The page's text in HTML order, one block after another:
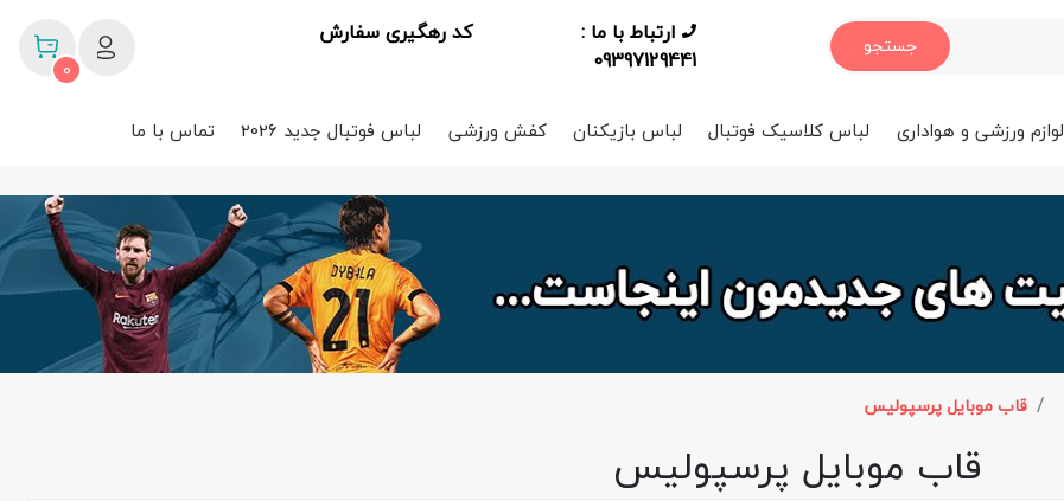
جستجو
ارتباط با ما :
09397129441
کد رهگیری سفارش
0
لوازم ورزشی و هواداری لباس کلاسیک فوتبال لباس بازیکنان کفش ورزشی لباس فوتبال جدید 2026 تماس با ما
قاب موبایل پرسپولیس
قاب موبایل پرسپولیس